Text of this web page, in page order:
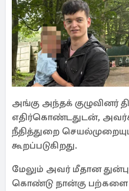
அங்கு அந்தக் குழுவினர்
எதிர்கொண்டதுடன்,
நீதித்துறை
கூறப்படுகிறது.
மேலும் அவர் மீதான
கொண்டு நான்கு பற்களை